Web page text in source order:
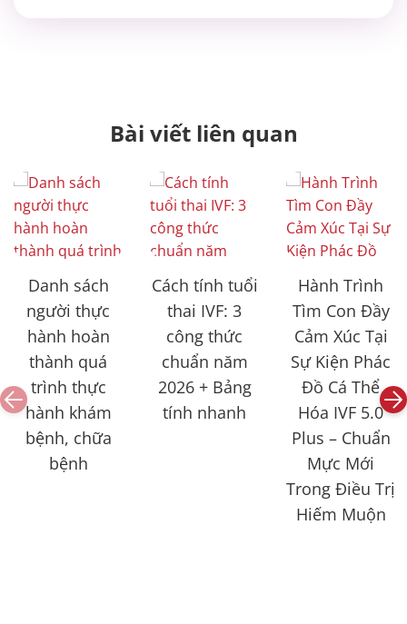
Bài viết liên quan
Danh sách
người thực
hành hoàn
thành quá
trình thực
hành khám
bệnh, chữa
bệnh
Cách tính tuổi
thai IVF: 3
công thức
chuẩn năm
2026 + Bảng
tính nhanh
Hành Trình
Tìm Con Đầy
Cảm Xúc Tại
Sự Kiện Phác
Đồ Cá Thể
Hóa IVF 5.0
Plus – Chuẩn
Mực Mới
Trong Điều Trị
Hiếm Muộn